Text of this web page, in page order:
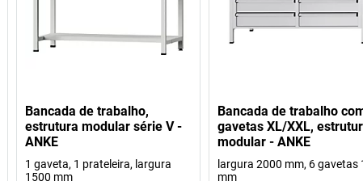
Bancada de trabalho,
estrutura modular série V -
ANKE
1 gaveta, 1 prateleira, largura
1500 mm
Bancada de trabalho
gavetas XL/XXL,
modular - ANKE
largura 2000 mm, 6 gavetas
mm